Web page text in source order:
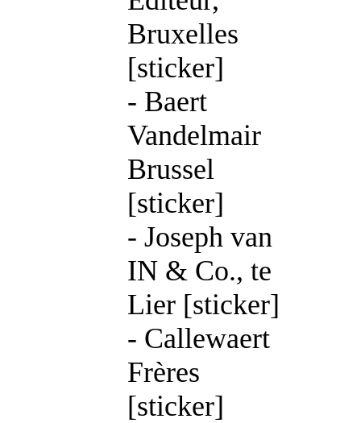
Bruxelles
[sticker]
- Baert
Vandelmair
Brussel
[sticker]
- Joseph van
IN & Co., te
Lier [sticker]
- Callewaert
Frères
[sticker]